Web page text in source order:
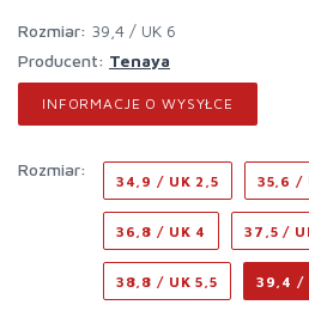
rozmiar: 39,4 / UK 6
Producent: Tenaya
INFORMACJE O WYSYŁCE
rozmiar:
34,9 / UK 2,5 35,6 /
36,8 / UK 4 37,5 /
38,8 / UK 5,5 39,4 /